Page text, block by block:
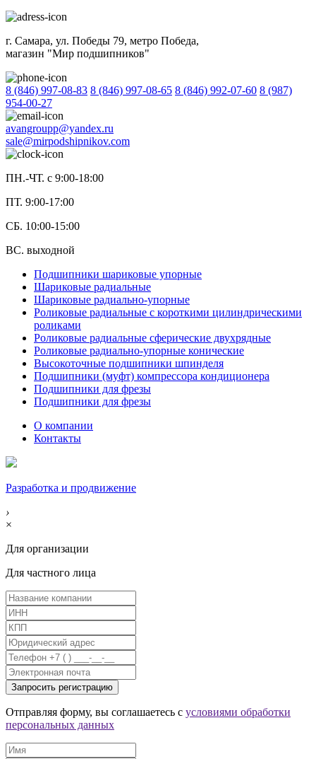
г. Самара, ул. Победы 79, метро Победа,
магазин "Мир подшипников"
8 (846) 997-08-83 8 (846) 997-08-65 8 (846) 992-07-60 8 (987)
954-00-27
avangroupp@yandex.ru
sale@mirpodshipnikov.com
ПН.-ЧТ. с 9:00-18:00
ПТ. 9:00-17:00
СБ. 10:00-15:00
ВС. выходной
Подшипники шариковые упорные
Шариковые радиальные
Шариковые радиально-упорные
Роликовые радиальные с короткими цилиндрическими
роликами
Роликовые радиальные сферические двухрядные
Роликовые радиально-упорные конические
Высокоточные подшипники шпинделя
Подшипники (муфт) компрессора кондиционера
Подшипники для фрезы
Подшипники для фрезы
О компании
Контакты
Разработка и продвижение
›
×
Для организации
Для частного лица
Отправляя форму, вы соглашаетесь с условиями обработки
персональных данных